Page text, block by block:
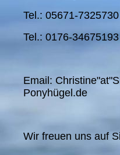
Tel.: 05671-7325730
Tel.: 0176-34675193
Email:
Ponyhügel.de
Wir freuen uns auf